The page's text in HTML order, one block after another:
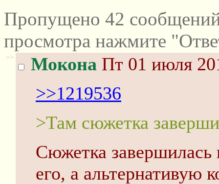
Пропущено 42
просмотра нажмите
>> Мокона Пт 01 июля
>>1219536
>Там сюжетка
Сюжетка завершилась
его, а альтернативую